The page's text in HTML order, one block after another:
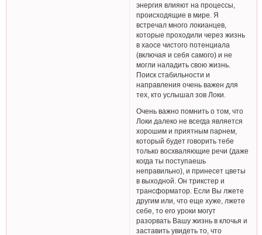
энергия влияют на процессы,
происходящие в мире. Я
встречал много локианцев,
которые проходили через жизнь
в хаосе чистого потенциала
(включая и себя самого) и не
могли наладить свою жизнь.
Поиск стабильности и
направления очень важен для
тех, кто услышал зов Локи.
Очень важно помнить о том, что
Локи далеко не всегда является
хорошим и приятным парнем,
который будет говорить тебе
только восхваляющие речи (даже
когда ты поступаешь
неправильно), и принесет цветы
в выходной. Он трикстер и
трансформатор. Если Вы лжете
другим или, что еще хуже, лжете
себе, то его уроки могут
разорвать Вашу жизнь в клочья и
заставить увидеть то, что